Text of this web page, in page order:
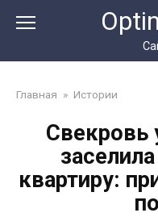
Главная » Истории
Свекровь
квартиру: